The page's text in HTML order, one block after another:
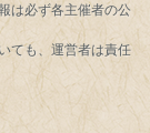
は必ず各主催者の公
ても、運営者は責任